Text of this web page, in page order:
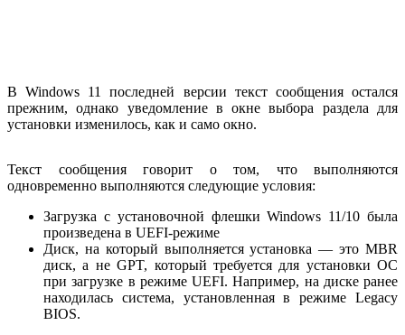
В Windows 11 последней версии текст сообщения остался
прежним, однако уведомление в окне выбора раздела для
установки изменилось, как и само окно.
Текст сообщения говорит о том, что выполняются
одновременно выполняются следующие условия:
Загрузка с установочной флешки Windows 11/10 была
произведена в UEFI-режиме
Диск, на который выполняется установка — это MBR
диск, а не GPT, который требуется для установки ОС
при загрузке в режиме UEFI. Например, на диске ранее
находилась система, установленная в режиме Legacy
BIOS.